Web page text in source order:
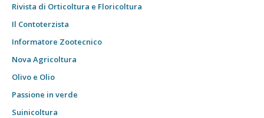
Rivista di Orticoltura e Floricoltura
Il Contoterzista
Informatore Zootecnico
Nova Agricoltura
Olivo e Olio
Passione in verde
Suinicoltura